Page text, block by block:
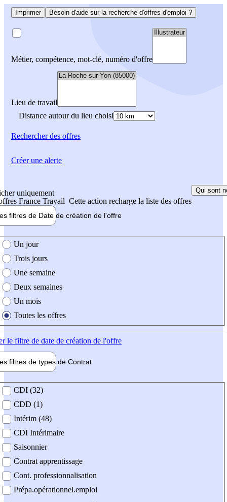
Imprimer Besoin d'aide sur la recherche d'offres d'emploi ?
Métier, compétence, mot-clé, numéro d'offre
Lieu de travail
Distance autour du lieu choisi
Rechercherdes offres
uniquement
France Travail Cette action recharge la liste des offres
Qui sont
filtres de Date de création de l'offre
création de l'offre
Un jour
Trois jours
Une semaine
Deux semaines
Un mois
Toutes les offres
le filtre de date de création de l'offre
filtres de types de Contrat
contrat
CDI (32)
CDD (1)
Intérim (48)
CDI Intérimaire
Saisonnier
Contrat apprentissage
Cont. professionnalisation
Prépa.opérationnel.emploi
Créer une alerte